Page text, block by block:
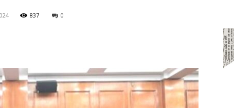
837 0